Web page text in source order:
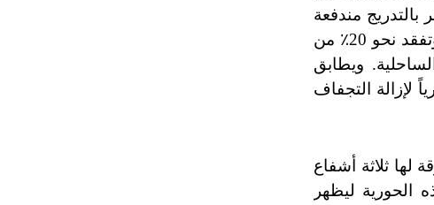
مندفعة
نحو 20
٪ من
ويطابق
لإزالة التجفاف
لها ثلاثة أشفاع
الحورية ليظهر